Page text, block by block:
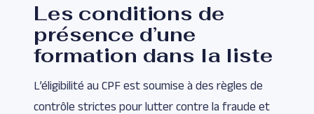
Les conditions de
présence d’une
formation dans la liste
L’éligibilité au CPF est soumise à des règles de
contrôle strictes pour lutter contre la fraude et